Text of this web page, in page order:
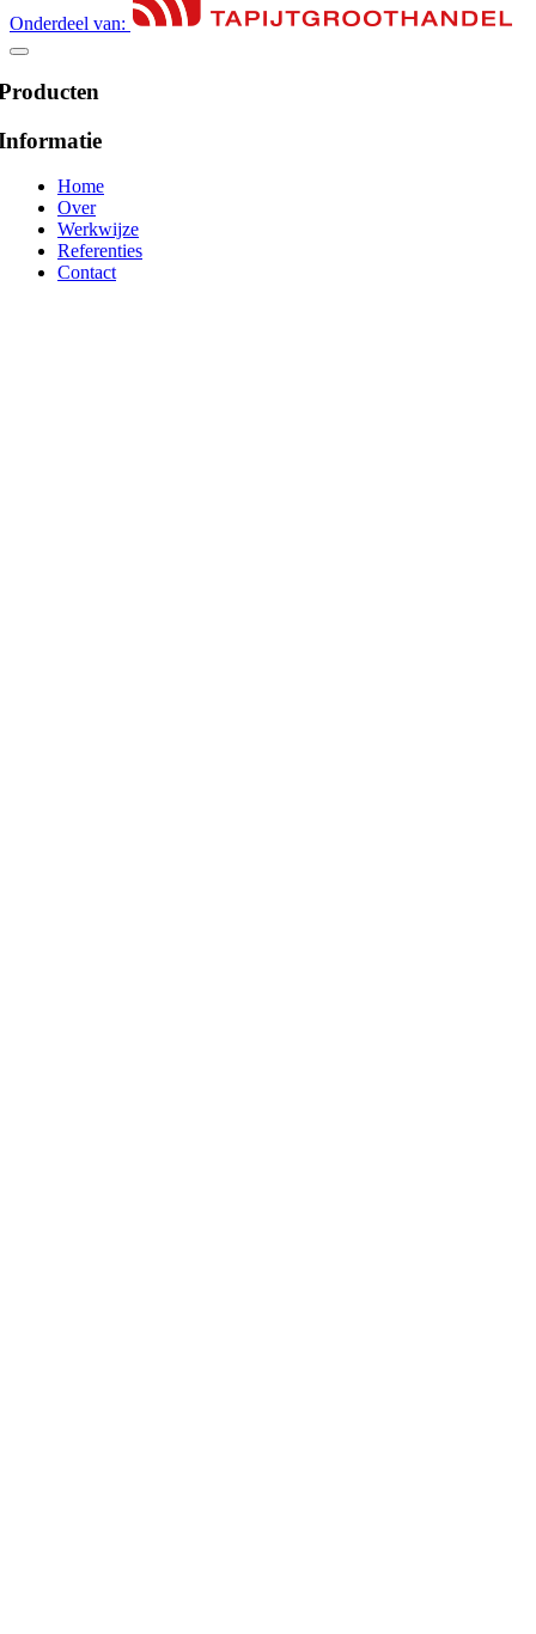
Onderdeel van:
Home
Over
Werkwijze
Referenties
Contact